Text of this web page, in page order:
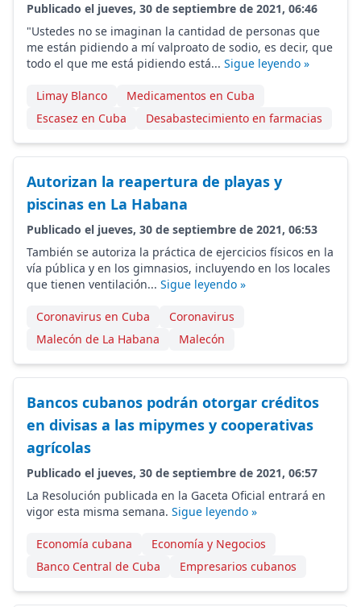
Publicado el jueves, 30 de septiembre de 2021, 06:46
"Ustedes no se imaginan la cantidad de personas que
me están pidiendo a mí valproato de sodio, es decir, que
todo el que me está pidiendo está... Sigue leyendo »
Limay Blanco
Medicamentos en Cuba
Escasez en Cuba
Desabastecimiento en farmacias
Autorizan la reapertura de playas y
piscinas en La Habana
Publicado el jueves, 30 de septiembre de 2021, 06:53
También se autoriza la práctica de ejercicios físicos en la
vía pública y en los gimnasios, incluyendo en los locales
que tienen ventilación... Sigue leyendo »
Coronavirus en Cuba
Coronavirus
Malecón de La Habana
Malecón
Bancos cubanos podrán otorgar créditos
en divisas a las mipymes y cooperativas
agrícolas
Publicado el jueves, 30 de septiembre de 2021, 06:57
La Resolución publicada en la Gaceta Oficial entrará en
vigor esta misma semana. Sigue leyendo »
Economía cubana
Economía y Negocios
Banco Central de Cuba
Empresarios cubanos